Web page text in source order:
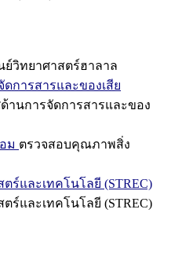
ย์วิทยาศาสตร์ฮาลาล
การสารและของเสีย
านการจัดการสารและของ
ม ตรวจสอบคุณภาพสิ่ง
ร์และเทคโนโลยี (STREC)
ร์และเทคโนโลยี (STREC)